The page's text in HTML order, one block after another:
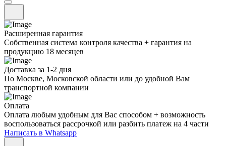
Расширенная гарантия
Собственная система контроля качества + гарантия на
продукцию 18 месяцев
Доставка за 1-2 дня
По Москве, Московской области или до удобной Вам
транспортной компании
Оплата
Оплата любым удобным для Вас способом + возможность
воспользоваться рассрочкой или разбить платеж на 4 части
Написать в Whatsapp